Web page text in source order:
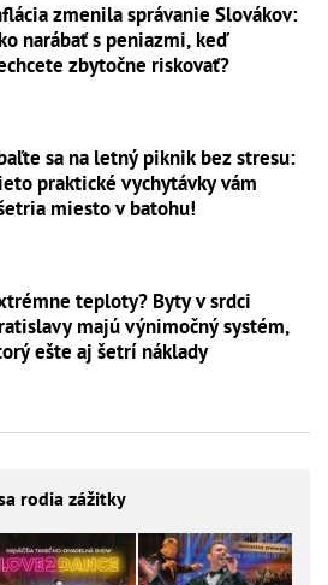
zmenila správanie Slovákov:
narábať s peniazmi, keď
zbytočne riskovať?
sa na letný piknik bez stresu:
praktické vychytávky vám
miesto v batohu!
teploty? Byty v srdci
majú výnimočný systém,
ešte aj šetrí náklady
rodia zážitky